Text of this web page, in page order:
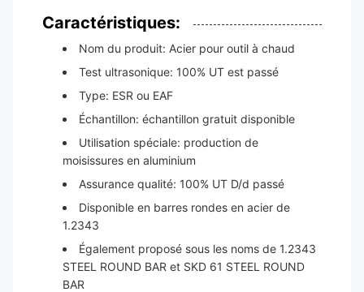
Caractéristiques:
Nom du produit: Acier pour outil à chaud
Test ultrasonique: 100% UT est passé
Type: ESR ou EAF
Échantillon: échantillon gratuit disponible
Utilisation spéciale: production de
moisissures en aluminium
Assurance qualité: 100% UT D/d passé
Disponible en barres rondes en acier de
1.2343
Également proposé sous les noms de 1.2343
STEEL ROUND BAR et SKD 61 STEEL ROUND
BAR